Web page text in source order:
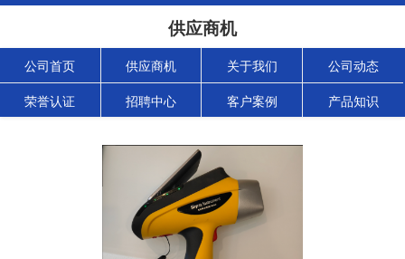
供应商机
公司首页 供应商机 关于我们 公司动态
荣誉认证 招聘中心 客户案例 产品知识